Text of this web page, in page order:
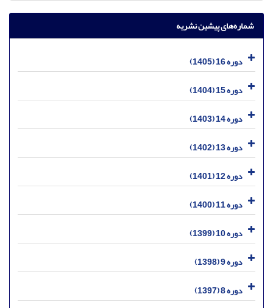
شماره‌های پیشین نشریه
دوره 16 (1405)
دوره 15 (1404)
دوره 14 (1403)
دوره 13 (1402)
دوره 12 (1401)
دوره 11 (1400)
دوره 10 (1399)
دوره 9 (1398)
دوره 8 (1397)